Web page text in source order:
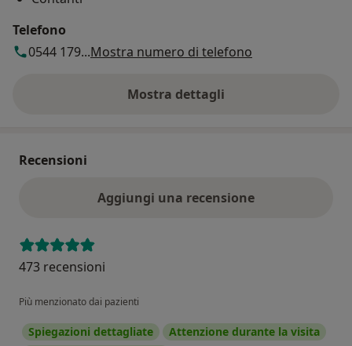
Telefono
0544 179...Mostra numero di telefono
Mostra dettagli
sull'indirizzo
Recensioni
Aggiungi una recensione
473 recensioni
Più menzionato dai pazienti
Spiegazioni dettagliate
Attenzione durante la visita